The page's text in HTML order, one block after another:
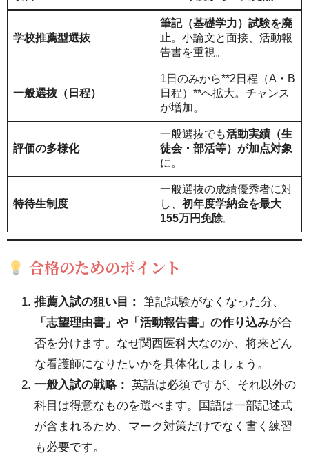
医療
系学
部
医学
対策
ディ
カル
ート
にご
相談
くだ
い。
6.
学校推薦型選抜
筆記（基礎学力）試験を廃
止。小論文と面接、活動報
告書を重視。
一般選抜（日程）
1日のみから**2日程（A・B
日程）**へ拡大。チャンス
が増加。
評価の多様化
一般選抜でも活動実績（生
徒会・部活等）が加点対象
に。
特待生制度
一般選抜の成績優秀者に対
し、 初年度学納金を最大
155万円免除。
合格のためのポイント
推薦入試の狙い目： 筆記試験がなくなった分、
「志望理由書」や「活動報告書」の作り込みが合
否を分けます。なぜ関西医科大なのか、将来どん
な看護師になりたいかを具体化しましょう。
一般入試の戦略： 英語は必須ですが、それ以外の
科目は得意なものを選べます。国語は一部記述式
が含まれるため、マーク対策だけでなく書く練習
も必要です。